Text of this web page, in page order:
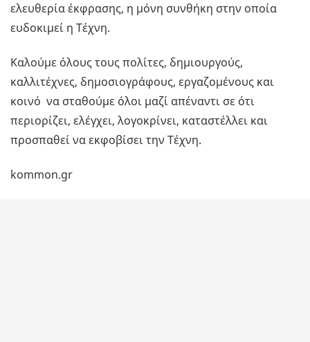
ελευθερία έκφρασης, η μόνη συνθήκη στην οποία
ευδοκιμεί η Τέχνη.
Καλούμε όλους τους πολίτες, δημιουργούς,
καλλιτέχνες, δημοσιογράφους, εργαζομένους και
κοινό να σταθούμε όλοι μαζί απέναντι σε ότι
περιορίζει, ελέγχει, λογοκρίνει, καταστέλλει και
προσπαθεί να εκφοβίσει την Τέχνη.
kommon.gr